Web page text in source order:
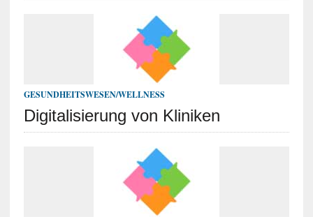
GESUNDHEITSWESEN/WELLNESS
Digitalisierung von Kliniken